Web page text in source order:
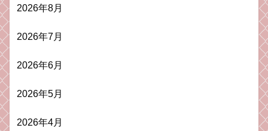
2026年8月
2026年7月
2026年6月
2026年5月
2026年4月